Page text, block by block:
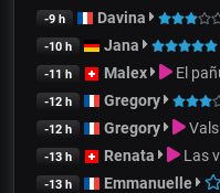
-9 h Davina
-10 h Jana
-11 h Malex El
-12 h Gregory
-12 h Gregory
-13 h Renata Las
-13 h Emmanuelle